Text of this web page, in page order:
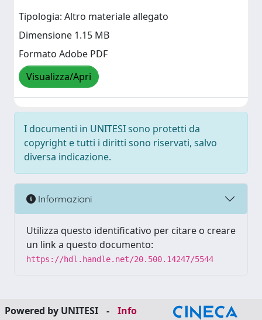
Tipologia: Altro materiale allegato
Dimensione 1.15 MB
Formato Adobe PDF
Visualizza/Apri
I documenti in UNITESI sono protetti da
copyright e tutti i diritti sono riservati, salvo
diversa indicazione.
Informazioni
Utilizza questo identificativo per citare o creare
un link a questo documento:
https://hdl.handle.net/20.500.14247/5544
Powered by UNITESI -
Info